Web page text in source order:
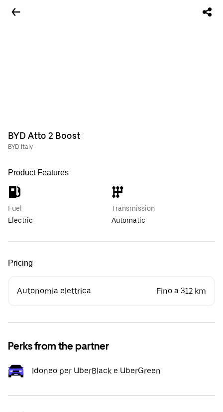
BYD Atto 2 Boost
BYD Italy
Product Features
Fuel
Electric
Transmission
Automatic
Pricing
Autonomia elettrica Fino a 312 km
Perks from the partner
Idoneo per UberBlack e UberGreen